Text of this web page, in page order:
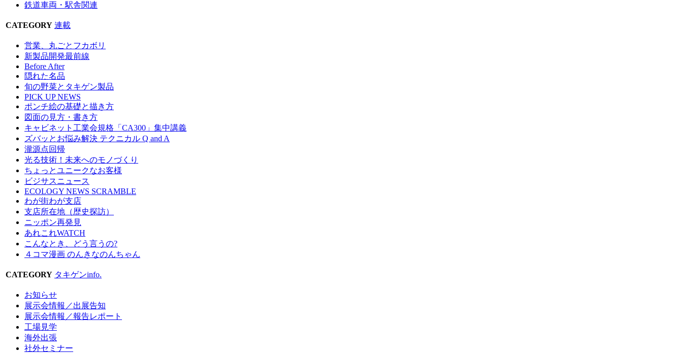
鉄道車両・駅舎関連
CATEGORY 連載
営業、丸ごとフカボリ
新製品開発最前線
Before After
隠れた名品
旬の野菜とタキゲン製品
PICK UP NEWS
ポンチ絵の基礎と描き方
図面の見方・書き方
キャビネット工業会規格「CA300」集中講義
ズバッとお悩み解決 テクニカル Q and A
瀧源点回帰
光る技術！未来へのモノづくり
ちょっとユニークなお客様
ビジサスニュース
ECOLOGY NEWS SCRAMBLE
わが街わが支店
支店所在地（歴史探訪）
ニッポン再発見
あれこれWATCH
こんなとき、どう言うの?
４コマ漫画 のんきなのんちゃん
CATEGORY タキゲンinfo.
お知らせ
展示会情報／出展告知
展示会情報／報告レポート
工場見学
海外出張
社外セミナー